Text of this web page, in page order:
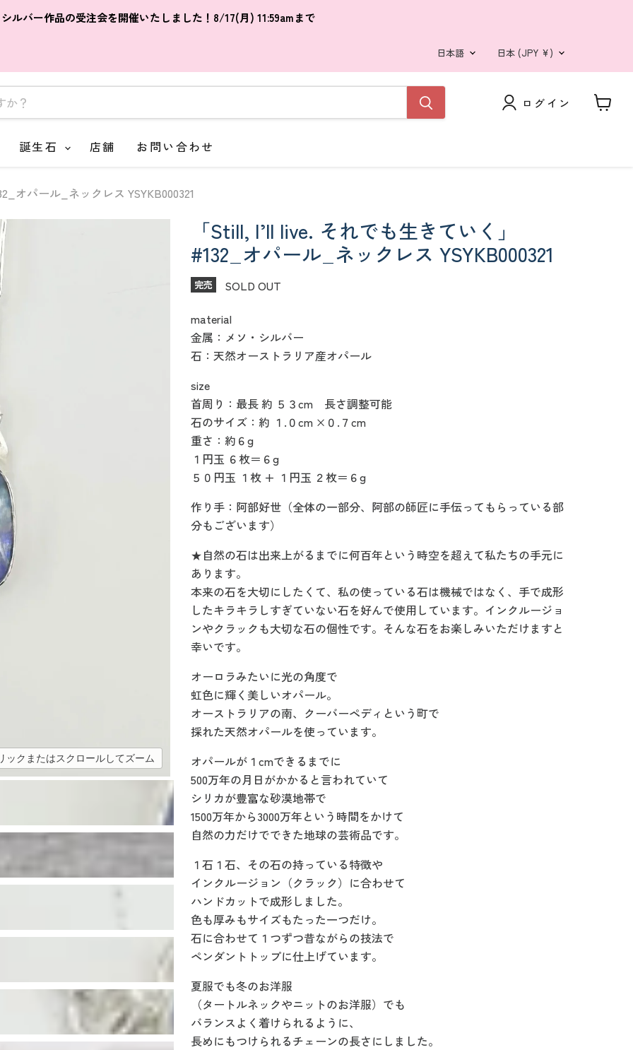
シルバー作品の受注会を開催いたしました！8/17(月) 11:59amまで
言
語
日本語 国
日本 (JPY ¥)
ログイン
カ
誕生石 店舗 お問い合わせ
オパール_ネックレス YSYKB000321
ックまたはスクロールしてズーム
「Still, I’ll live. それでも生きていく」
#132_オパール_ネックレス YSYKB000321
完売
SOLD OUT
material
金属：メソ・シルバー
石：天然オーストラリア産オパール
size
首周り：最長 約 ５３cm 長さ調整可能
石のサイズ：約 １.０cm ×０.７cm
重さ：約６g
１円玉 ６枚＝６g
５０円玉 １枚 + １円玉 ２枚＝６g
作り手：阿部好世（全体の一部分、阿部の師匠に手伝ってもらっている部
分もございます）
★自然の石は出来上がるまでに何百年という時空を超えて私たちの手元に
あります。
本来の石を大切にしたくて、私の使っている石は機械ではなく、手で成形
したキラキラしすぎていない石を好んで使用しています。インクルージョ
ンやクラックも大切な石の個性です。そんな石をお楽しみいただけますと
幸いです。
オーロラみたいに光の角度で
虹色に輝く美しいオパール。
オーストラリアの南、クーバーペディという町で
採れた天然オパールを使っています。
オパールが１cmできるまでに
500万年の月日がかかると言われていて
シリカが豊富な砂漠地帯で
1500万年から3000万年という時間をかけて
自然の力だけでできた地球の芸術品です。
１石１石、その石の持っている特徴や
インクルージョン（クラック）に合わせて
ハンドカットで成形しました。
色も厚みもサイズもたった一つだけ。
石に合わせて１つずつ昔ながらの技法で
ペンダントトップに仕上げています。
夏服でも冬のお洋服
（タートルネックやニットのお洋服）でも
バランスよく着けられるように、
長めにもつけられるチェーンの長さにしました。